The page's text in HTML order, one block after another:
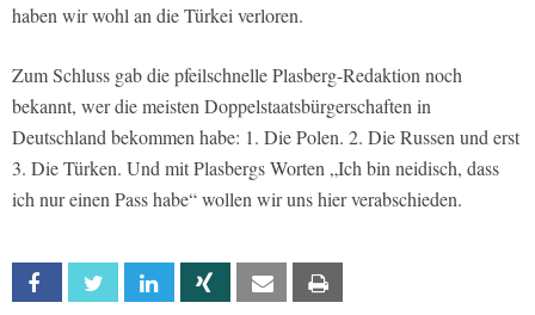
haben wir wohl an die Türkei verloren.
Zum Schluss gab die pfeilschnelle Plasberg-Redaktion noch
bekannt, wer die meisten Doppelstaatsbürgerschaften in
Deutschland bekommen habe: 1. Die Polen. 2. Die Russen und erst
3. Die Türken. Und mit Plasbergs Worten „Ich bin neidisch, dass
ich nur einen Pass habe“ wollen wir uns hier verabschieden.
Facebook Twitter Linkedin Xing Email